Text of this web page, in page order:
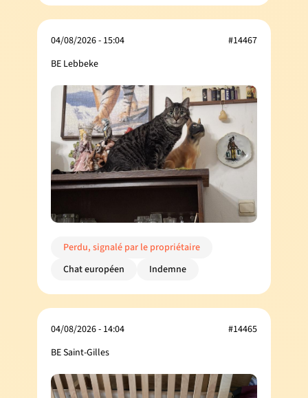
04/08/2026 - 15:04
BE Lebbeke
#14467
Perdu, signalé par le propriétaire
Chat européen
Indemne
04/08/2026 - 14:04
BE Saint-Gilles
#14465